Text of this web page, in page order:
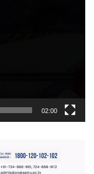
02:00